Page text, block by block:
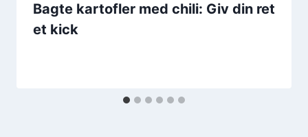
Bagte kartofler med chili: Giv din ret
et kick